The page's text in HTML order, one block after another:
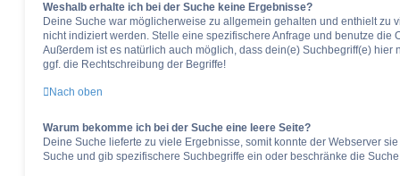
Weshalb erhalte ich bei der Suche keine Ergebnisse?
Deine Suche war möglicherweise zu allgemein gehalten und enthielt zu
nicht indiziert werden. Stelle eine spezifischere Anfrage und benutze die
Außerdem ist es natürlich auch möglich, dass dein(e) Suchbegriff(e) hier
ggf. die Rechtschreibung der Begriffe!
Nach oben
Warum bekomme ich bei der Suche eine leere Seite?
Deine Suche lieferte zu viele Ergebnisse, somit konnte der Webserver
Suche und gib spezifischere Suchbegriffe ein oder beschränke die